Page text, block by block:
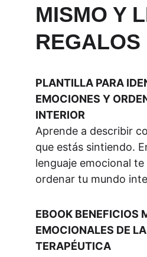
MISMO Y
REGALOS
PLANTILLA PARA
EMOCIONES Y
INTERIOR
Aprende a describir
que estás sintiendo.
lenguaje emocional te
ordenar tu mundo
EBOOK BENEFICIOS
EMOCIONALES DE
TERAPÉUTICA